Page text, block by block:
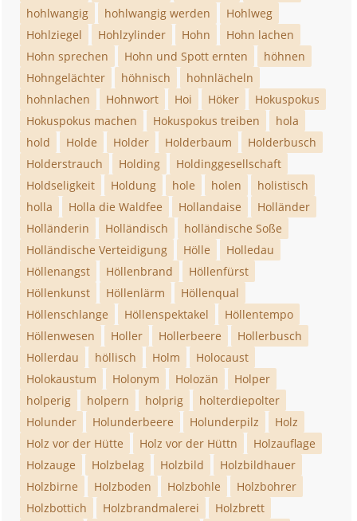
hohlwangig
hohlwangig werden
Hohlweg
Hohlziegel
Hohlzylinder Hohn
Hohn lachen
Hohn sprechen
Hohn und Spott ernten
höhnen
Hohngelächter
höhnisch
hohnlächeln
hohnlachen
Hohnwort Hoi Höker
Hokuspokus
Hokuspokus machen
Hokuspokus treiben
hola
hold
Holde Holder Holderbaum
Holderbusch
Holderstrauch
Holding
Holdinggesellschaft
Holdseligkeit
Holdung hole holen
holistisch
holla
Holla die Waldfee Hollandaise
Holländer
Holländerin
Holländisch
holländische Soße
Holländische Verteidigung
Hölle
Holledau
Höllenangst
Höllenbrand
Höllenfürst
Höllenkunst
Höllenlärm
Höllenqual
Höllenschlange
Höllenspektakel
Höllentempo
Höllenwesen
Holler Hollerbeere
Hollerbusch
Hollerdau
höllisch Holm
Holocaust
Holokaustum
Holonym Holozän
Holper
holperig
holpern holprig
holterdiepolter
Holunder
Holunderbeere Holunderpilz
Holz
Holz vor der Hütte
Holz vor der Hüttn
Holzauflage
Holzauge
Holzbelag Holzbild
Holzbildhauer
Holzbirne
Holzboden Holzbohle
Holzbohrer
Holzbottich
Holzbrandmalerei
Holzbrett